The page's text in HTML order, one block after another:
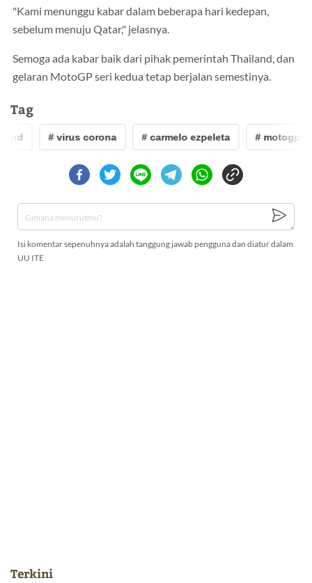
"Kami menunggu kabar dalam beberapa hari kedepan,
sebelum menuju Qatar," jelasnya.
Semoga ada kabar baik dari pihak pemerintah Thailand, dan
gelaran MotoGP seri kedua tetap berjalan semestinya.
Tag
# virus corona # carmelo ezpeleta # motogp
Isi komentar sepenuhnya adalah tanggung jawab pengguna dan diatur dalam
UU ITE
Terkini